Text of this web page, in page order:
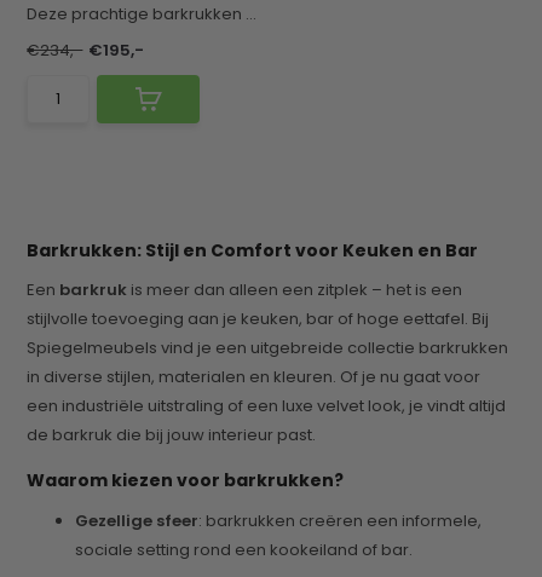
Deze prachtige barkrukken hebben een heerlijk z...
€234,- €195,-
Barkrukken: Stijl en Comfort voor Keuken en Bar
Een barkruk is meer dan alleen een zitplek – het is een
stijlvolle toevoeging aan je keuken, bar of hoge eettafel. Bij
Spiegelmeubels vind je een uitgebreide collectie barkrukken
in diverse stijlen, materialen en kleuren. Of je nu gaat voor
een industriële uitstraling of een luxe velvet look, je vindt altijd
de barkruk die bij jouw interieur past.
Waarom kiezen voor barkrukken?
Gezellige sfeer: barkrukken creëren een informele,
sociale setting rond een kookeiland of bar.